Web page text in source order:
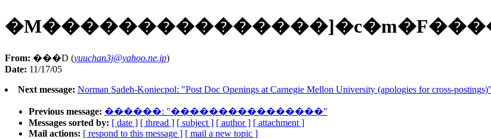
From: ���D (yuuchan3j@yahoo.ne.jp)
Date: 11/17/05
Next message: Norman Sadeh-Koniecpol: "Post Doc Openings at Carnegie Mellon University (apologies for cross-postings)"
Previous message: ������: "����������������"
Messages sorted by: [ date ] [ thread ] [ subject ] [ author ] [ attachment ]
Mail actions: [ respond to this message ] [ mail a new topic ]